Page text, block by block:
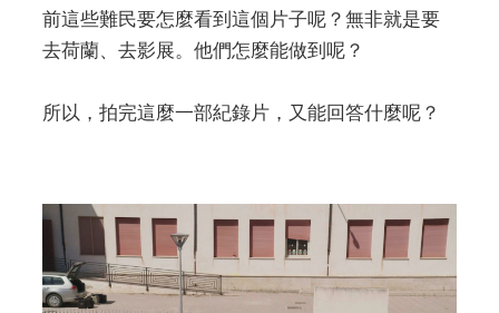
前這些難民要怎麼看到這個片子呢？無非就是要
去荷蘭、去影展。他們怎麼能做到呢？
所以，拍完這麼一部紀錄片，又能回答什麼呢？